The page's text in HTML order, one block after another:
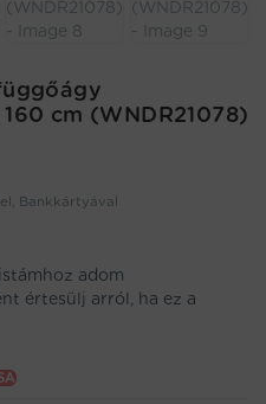
cm (WNDR21078)
Bankkártyával
adom
értesülj arról, ha ez a